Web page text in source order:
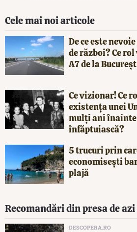
Cele mai noi articole
De ce este
de război? Ce
A7 de la
Ce vizionar! Ce
existența unei
mulți ani înainte
înfăptuiască?
5 trucuri prin
economisești
plajă
Recomandări din presa de azi
DESCOPERA.RO